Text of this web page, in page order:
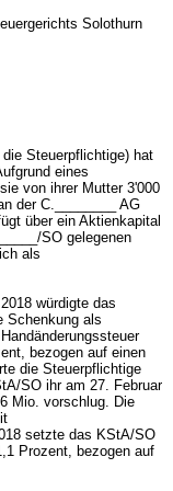
Solothurn
Steuerpflichtige) hat
eines
von ihrer Mutter 3'000
der C.________ AG
über ein Aktienkapital
SO gelegenen
als
würdigte das
Schenkung als
bezogen auf einen
die Steuerpflichtige
SO ihr am 27. Februar
Mio. vorschlug. Die
setzte das KStA/SO
Prozent, bezogen auf